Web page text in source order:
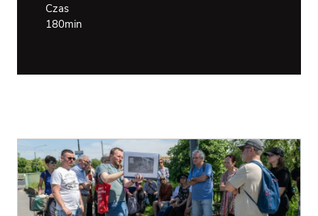
Czas
180min